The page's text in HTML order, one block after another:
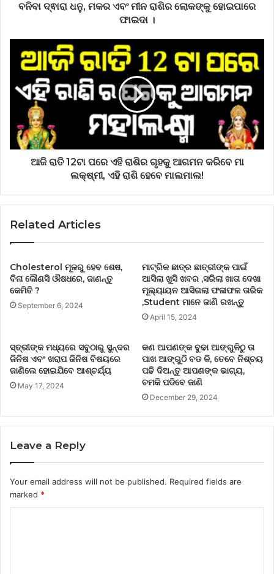
ବନିବା ଦ୍ଵାରା ଧନୁ, ମକର ଏବଂ ମୀନ ରାଶିର ଲୋକଙ୍କୁ ହୋଇପାରେ
ଫାଇଦା ।
ଆଜି ରାତି 12ଟା ପରେ ଏହି ରାଶିର ଗୃହକୁ ଆଗମନ କରିବେ ମା
ଲକ୍ଷ୍ମୀ, ଏହି ରାଶି ହେବେ ମାଲମାଲ!
Related Articles
Cholesterol ମୂଳରୁ ହେବ ଶେଷ,
ବିନା କୌଣସି ଔଷଧରେ, ଜାଣନ୍ତୁ
କେମିତି ?
September 6, 2024
ମାଟ୍ରିକ ଛାତ୍ର ଛାତ୍ରୀଙ୍କ ପାଇଁ
ଆସିଲା ଖୁସି ଖବର ,ସରିଲା ଖାତା ଦେଖା
ମୂଲ୍ୟାୟନ ଆସିଗଲା ଫଳାଫଳ ତାରିକ
,Student ମାନେ ଜାଣି ରଖନ୍ତୁ
April 15, 2024
ସ୍ତ୍ରୀଙ୍କ ମଧ୍ୟରେ ସବୁଠାରୁ ସୁନ୍ଦର
ଜିନିଷ ଏବଂ ଖରାପ ଜିନିଷ ବିଷୟରେ
ଜାଣିଲେ ହୋଇଯିବେ ଆଶ୍ଚର୍ଯ୍ୟ
May 17, 2024
କଣ ଆପଣଙ୍କ ବୁଢା ଆଙ୍ଗୁଳିଠୁ ତା
ପାଖ ଆଙ୍ଗୁଠି ବଡ କି, ତେବେ ନିଶ୍ଚୟ
ପଢି ଦିଅନ୍ତୁ ଆପଣଙ୍କ ଭାଗ୍ୟ,
ଚମକି ପଡିବେ ଜାଣି
December 29, 2024
Leave a Reply
Your email address will not be published. Required fields are
marked *